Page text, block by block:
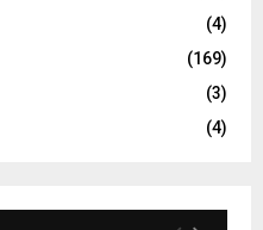
(4)
(169)
(3)
(4)